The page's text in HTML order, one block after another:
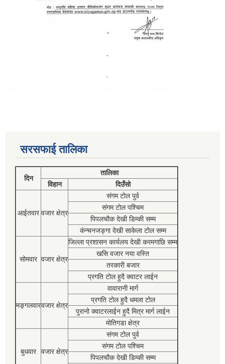
सरसफाई तालिका
दिन
तालिका
विहान
दिउँसो
आईतवार वजार क्षेत्र
संगम टोल पुर्व
संगम टोल पश्चिम
पिपलचौक देखी डिम्की सम्म
कंन्चनजङ्गा देखी साकेला टोल सम्म
सोमवार वजार क्षेत्र
जिल्ला प्रशासन कार्यलय देखी करमगाछि सम्म
खसि वजार नया वस्ति
तरकारी बजार
प्रगति टोल हुदै क्वाटर लाईन
मङ्गलवारवजार क्षेत्र
वावारानी मार्ग
प्रगति टोल हुदै धमला टोल
पुरानो क्वाटरलाईन हुदै मित्र मार्ग लाईन
मोतिगडा क्षेत्र
बुधवार वजार क्षेत्र
संगम टोल पुर्व
संगम टोल पश्चिम
पिपलचौक देखी डिम्की सम्म